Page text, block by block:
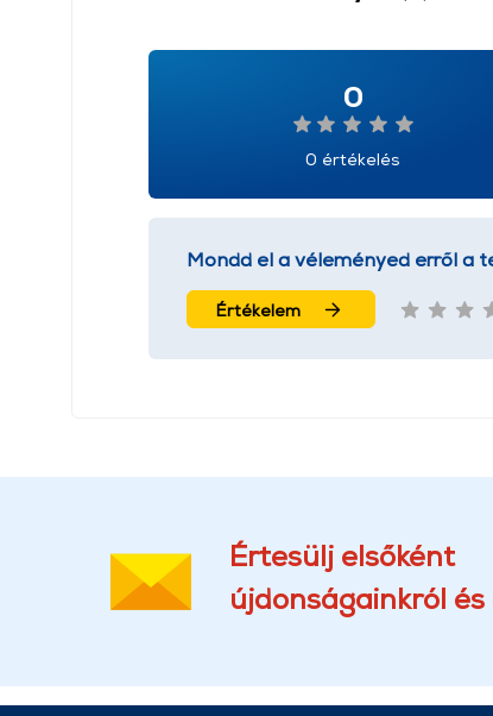
0
0 értékelés
Mondd el a véleményed erről a
Értékelem
Értesülj elsőként
újdonságainkról és